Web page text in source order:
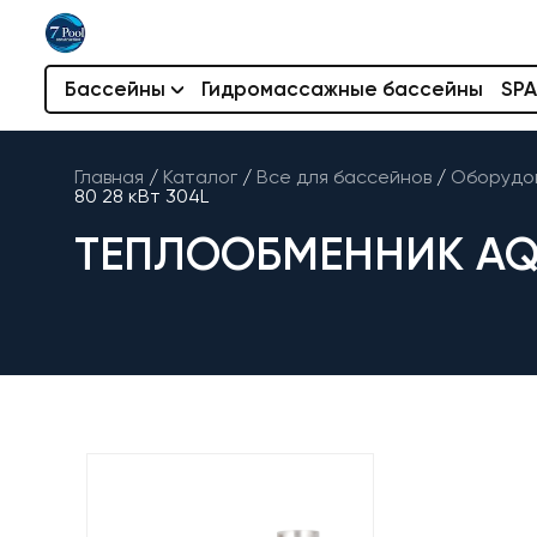
Бассейны Гидромассажные бассейны
Главная / Каталог / Все для бассейнов /
80 28 кВт 304L
ТЕПЛООБМЕННИК